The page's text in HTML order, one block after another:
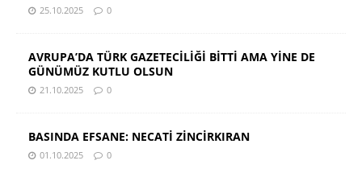
25.10.2025 0
AVRUPA’DA TÜRK GAZETECİLİĞİ BİTTİ AMA YİNE DE
GÜNÜMÜZ KUTLU OLSUN
21.10.2025 0
BASINDA EFSANE: NECATİ ZİNCİRKIRAN
01.10.2025 0